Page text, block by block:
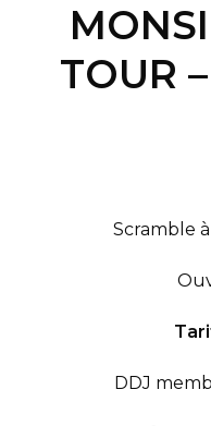
TOUR
Scramble
DDJ